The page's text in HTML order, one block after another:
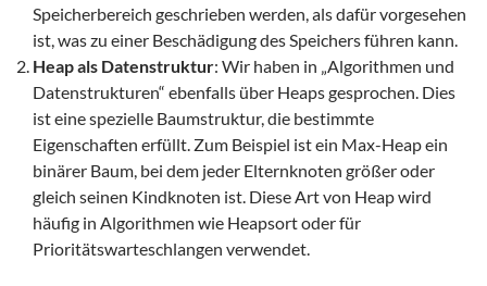
Speicherbereich geschrieben werden, als dafür vorgesehen
ist, was zu einer Beschädigung des Speichers führen kann.
Heap als Datenstruktur: Wir haben in „Algorithmen und
Datenstrukturen“ ebenfalls über Heaps gesprochen. Dies
ist eine spezielle Baumstruktur, die bestimmte
Eigenschaften erfüllt. Zum Beispiel ist ein Max-Heap ein
binärer Baum, bei dem jeder Elternknoten größer oder
gleich seinen Kindknoten ist. Diese Art von Heap wird
häufig in Algorithmen wie Heapsort oder für
Prioritätswarteschlangen verwendet.